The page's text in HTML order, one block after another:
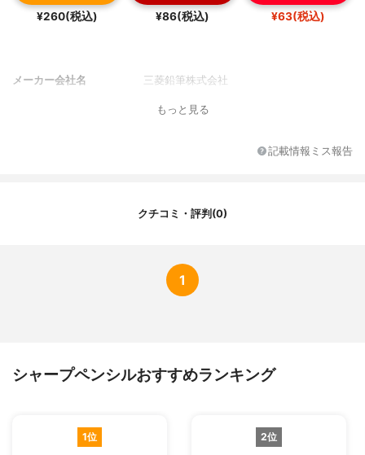
¥260(税込) ¥86(税込) ¥63(税込)
メーカー会社名 三菱鉛筆株式会社
もっと見る
記載情報ミス報告
クチコミ・評判(0)
1
シャープペンシルおすすめランキング
1位 2位